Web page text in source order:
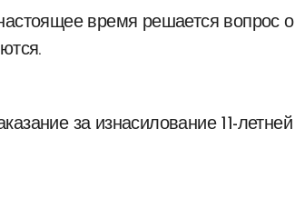
время решается вопрос о
за изнасилование 11-летней